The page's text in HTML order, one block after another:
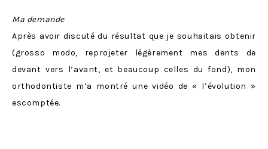
Ma demande
Après avoir discuté du résultat que je souhaitais obtenir
(grosso modo, reprojeter légèrement mes dents de
devant vers l’avant, et beaucoup celles du fond), mon
orthodontiste m’a montré une vidéo de « l’évolution »
escomptée.